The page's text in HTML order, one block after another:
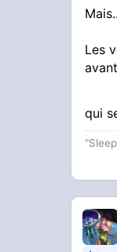
Les
qui